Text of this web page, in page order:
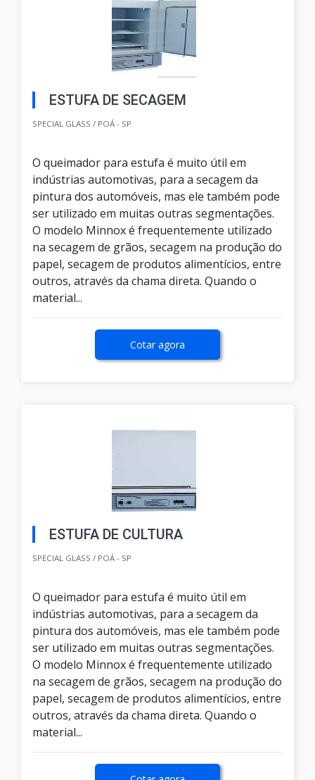
ESTUFA DE SECAGEM
SPECIAL GLASS / POÁ - SP
O queimador para estufa é muito útil em
indústrias automotivas, para a secagem da
pintura dos automóveis, mas ele também pode
ser utilizado em muitas outras segmentações.
O modelo Minnox é frequentemente utilizado
na secagem de grãos, secagem na produção do
papel, secagem de produtos alimentícios, entre
outros, através da chama direta. Quando o
material...
Cotar agora
ESTUFA DE CULTURA
SPECIAL GLASS / POÁ - SP
O queimador para estufa é muito útil em
indústrias automotivas, para a secagem da
pintura dos automóveis, mas ele também pode
ser utilizado em muitas outras segmentações.
O modelo Minnox é frequentemente utilizado
na secagem de grãos, secagem na produção do
papel, secagem de produtos alimentícios, entre
outros, através da chama direta. Quando o
material...